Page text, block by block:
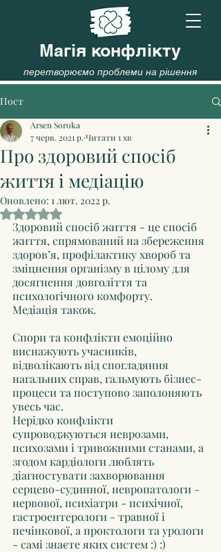
Магія конфлікту
перетворюємо проблеми на рішення
Пост
Про здоровий спосіб
життя і медіацію
Arsen Soroka
7 черв. 2021 р. Читати 1 хв
Оновлено: 1 лют. 2022 р.
Оцінка: NaN з 5 зірок.
Здоровий спосіб життя - це спосіб
життя, спрямований на збереження
здоров’я, профілактику хвороб та
зміцнення організму в цілому для
досягнення довголіття та
психологічного комфорту.
Медіація також.
Спори та конфлікти емоційно
виснажують учасників,
відволікають від спогладяння
нагальних справ, гальмують бізнес-
процеси та поступово заполоняють
увесь час.
Нерідко конфлікти
супроводжуються неврозами,
психозами і тривожними станами, а
згодом кардіологи люблять
діагностувати захворювання
серцево-судинної, невропатологи -
нервової, психіатри - психічної,
гастроентерологи - травної і
печінкової, а проктологи та урологи
- самі знаєте яких систем :) :)